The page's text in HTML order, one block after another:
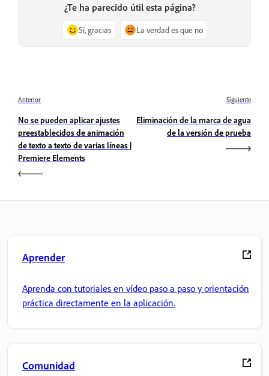
¿Te ha parecido útil esta página?
Sí, gracias La verdad es que no
Anterior
No se pueden aplicar ajustes
preestablecidos de animación
de texto a texto de varias líneas |
Premiere Elements
Siguiente
Eliminación de la marca de agua
de la versión de prueba
Aprender
Aprenda con tutoriales en vídeo paso a paso y orientación
práctica directamente en la aplicación.
Comunidad